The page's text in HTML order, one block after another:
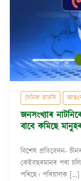
দৈনিক বাতৰি
জনসংখ্যাৰ
বাবে কমিছে
বিশেষ প্ৰতিবেদন-
কেইবছৰমানৰ পৰা
পৰিছে। পৰিয়ালক […]